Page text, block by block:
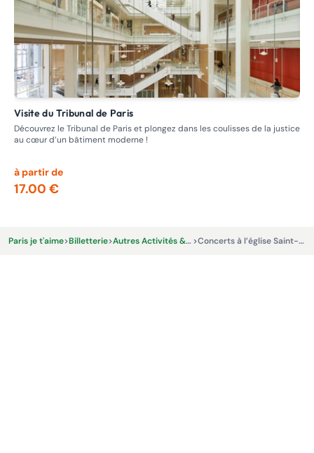
Visite du Tribunal de Paris
Découvrez le Tribunal de Paris et plongez dans les coulisses de la justice
au cœur d’un bâtiment moderne !
à partir de
17.00 €
Paris je t'aime>Billetterie> Autres Activités & Expériences > Concerts à l’église Saint-Julien-le-Pauvre